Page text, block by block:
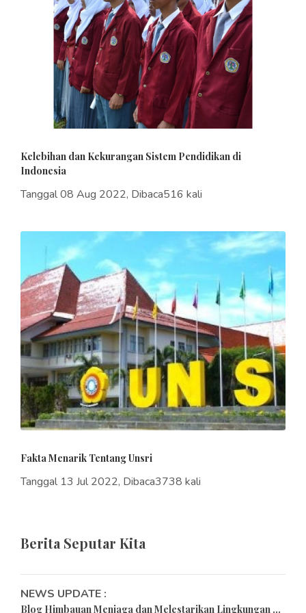
Kelebihan dan Kekurangan Sistem Pendidikan di
Indonesia
Tanggal 08 Aug 2022, Dibaca516 kali
Fakta Menarik Tentang Unsri
Tanggal 13 Jul 2022, Dibaca3738 kali
Berita Seputar Kita
NEWS UPDATE :
Blog Himbauan Menjaga dan Melestarikan Lingkungan ...